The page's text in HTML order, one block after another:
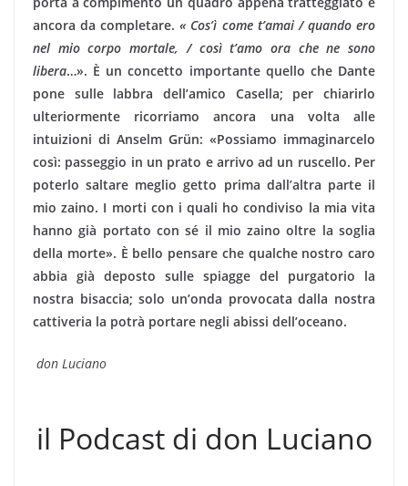
ancora da completare.« Cos’ì come t’amai / quando ero
nel mio corpo mortale, / così t’amo ora che ne sono
libera…». È un concetto importante quello che Dante
pone sulle labbra dell’amico Casella; per chiarirlo
ulteriormente ricorriamo ancora una volta alle
intuizioni di Anselm Grün: «Possiamo immaginarcelo
così: passeggio in un prato e arrivo ad un ruscello. Per
poterlo saltare meglio getto prima dall’altra parte il
mio zaino. I morti con i quali ho condiviso la mia vita
hanno già portato con sé il mio zaino oltre la soglia
della morte». È bello pensare che qualche nostro caro
abbia già deposto sulle spiagge del purgatorio la
nostra bisaccia; solo un’onda provocata dalla nostra
cattiveria la potrà portare negli abissi dell’oceano.
don Luciano
il Podcast di don Luciano